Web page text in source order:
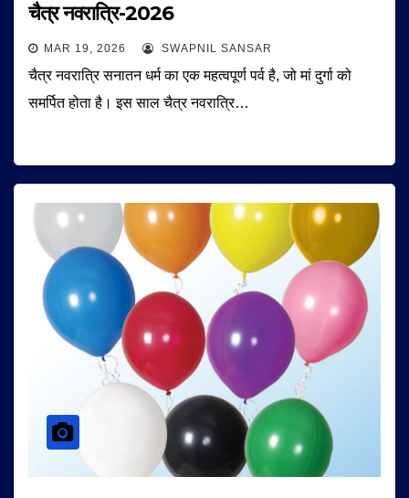
चैत्र नवरात्रि-2026
MAR 19, 2026 SWAPNIL SANSAR
चैत्र नवरात्रि सनातन धर्म का एक महत्वपूर्ण पर्व है, जो मां दुर्गा को
समर्पित होता है। इस साल चैत्र नवरात्रि…